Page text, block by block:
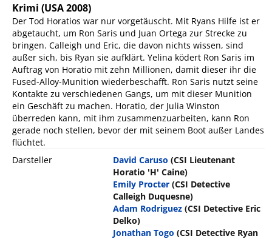
Krimi (USA 2008)
Der Tod Horatios war nur vorgetäuscht. Mit Ryans Hilfe ist er
abgetaucht, um Ron Saris und Juan Ortega zur Strecke zu
bringen. Calleigh und Eric, die davon nichts wissen, sind
außer sich, bis Ryan sie aufklärt. Yelina ködert Ron Saris im
Auftrag von Horatio mit zehn Millionen, damit dieser ihr die
Fused-Alloy-Munition wiederbeschafft. Ron Saris nutzt seine
Kontakte zu verschiedenen Gangs, um mit dieser Munition
ein Geschäft zu machen. Horatio, der Julia Winston
überreden kann, mit ihm zusammenzuarbeiten, kann Ron
gerade noch stellen, bevor der mit seinem Boot außer Landes
flüchtet.
Darsteller
David Caruso (CSI Lieutenant
Horatio 'H' Caine)
Emily Procter (CSI Detective
Calleigh Duquesne)
Adam Rodriguez (CSI Detective Eric
Delko)
Jonathan Togo (CSI Detective Ryan